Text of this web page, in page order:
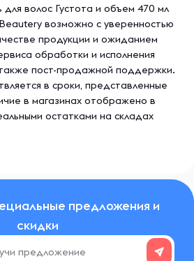
волос Густота и объем 470 мл
возможно с уверенностью
продукции и ожиданием
обработки и исполнения
пост-продажной поддержки.
в сроки, представленные
в магазинах отображено в
остатками на складах
предложения и
скидки